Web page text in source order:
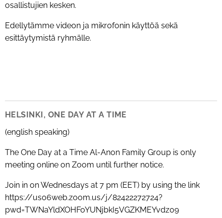
osallistujien kesken.
Edellytämme videon ja mikrofonin käyttöä sekä
esittäytymistä ryhmälle.
HELSINKI, ONE DAY AT A TIME
(english speaking)
The One Day at a Time Al-Anon Family Group is only
meeting online on Zoom until further notice.
Join in on Wednesdays at 7 pm (EET) by using the link
https://us06web.zoom.us/j/82422272724?
pwd=TWNaYldXOHFoYUNjbkI5VGZKMEYvdz09